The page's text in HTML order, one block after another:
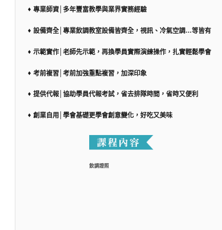
♦ 專業師資│多年豐富教學與業界實務經驗
♦ 設備齊全│專業飲調教室設備皆齊全，視訊、冷氣空調…等皆有
♦ 示範實作│老師先示範，再換學員實際演練操作，扎實輕鬆學會
♦ 考前複習│考前加強重點複習，加深印象
♦ 提供代報│協助學員代報考試，省去排隊時間，省時又便利
♦ 創業自用│學會基礎更學會創意變化，好吃又美味
飲調證照